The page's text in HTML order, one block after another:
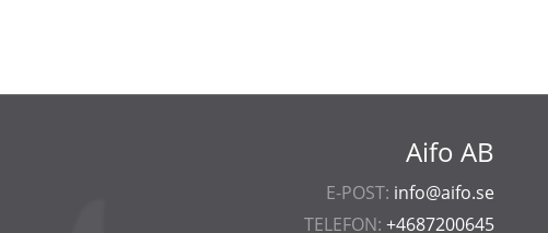
Aifo AB
E-POST: info@aifo.se
TELEFON: +4687200645